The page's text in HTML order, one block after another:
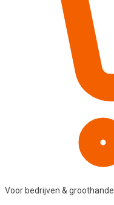
Voor bedrijven & groothandel